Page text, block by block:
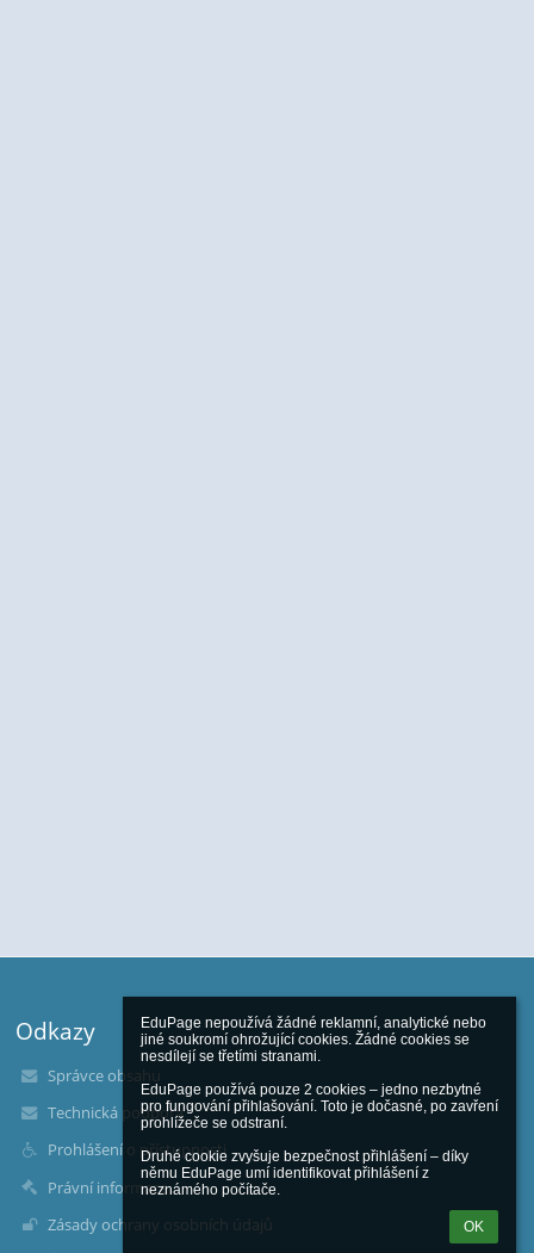
EduPage nepoužívá žádné reklamní, analytické nebo
jiné soukromí ohrožující cookies. Žádné cookies se
nesdílejí se třetími stranami.
EduPage používá pouze 2 cookies – jedno nezbytné
pro fungování přihlašování. Toto je dočasné, po zavření
prohlížeče se odstraní.
Druhé cookie zvyšuje bezpečnost přihlášení – díky
němu EduPage umí identifikovat přihlášení z
neznámého počítače.
OK
Odkazy
Správce obsahu
Technická podpora
Prohlášení o přístupnosti
Právní informace
Zásady ochrany osobních údajů